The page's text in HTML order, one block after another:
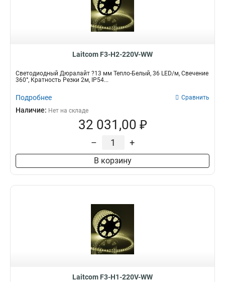
Laitcom F3-H2-220V-WW
Светодиодный Дюралайт ?13 мм Тепло-Белый, 36 LED/м, Свечение
360°, Кратность Резки 2м, IP54...
Подробнее Сравнить
Наличие: Нет на складе
32 031,00 ₽
– +
В корзину
Laitcom F3-H1-220V-WW